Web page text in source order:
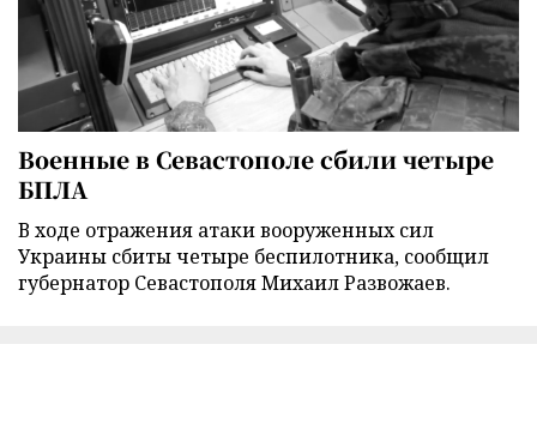
Военные в Севастополе сбили четыре
БПЛА
В ходе отражения атаки вооруженных сил
Украины сбиты четыре беспилотника, сообщил
губернатор Севастополя Михаил Развожаев.